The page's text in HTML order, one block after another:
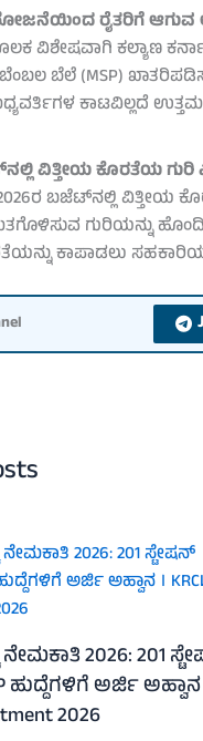
ರೈತರಿಗೆ ಆಗುವ
ವಿಶೇಷವಾಗಿ ಕಲ್ಯಾಣ
ಬೆಲೆ (MSP)
ಕಾಟವಿಲ್ಲದೆ
ವಿತ್ತೀಯ ಕೊರತೆಯ ಗುರಿ
ಬಜೆಟ್‌ನಲ್ಲಿ ವಿತ್ತೀಯ
ಗುರಿಯನ್ನು
ಕಾಪಾಡಲು
ನೇಮಕಾತಿ 2026: 201
ಹುದ್ದೆಗಳಿಗೆ ಅರ್ಜಿ ಅಹ್ವಾನ
2026